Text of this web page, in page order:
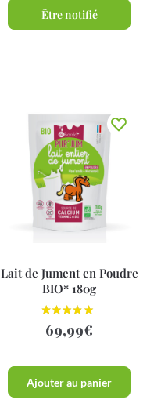
Être notifié
Lait de Jument en Poudre
BIO* 180g
69,99€
Ajouter au panier